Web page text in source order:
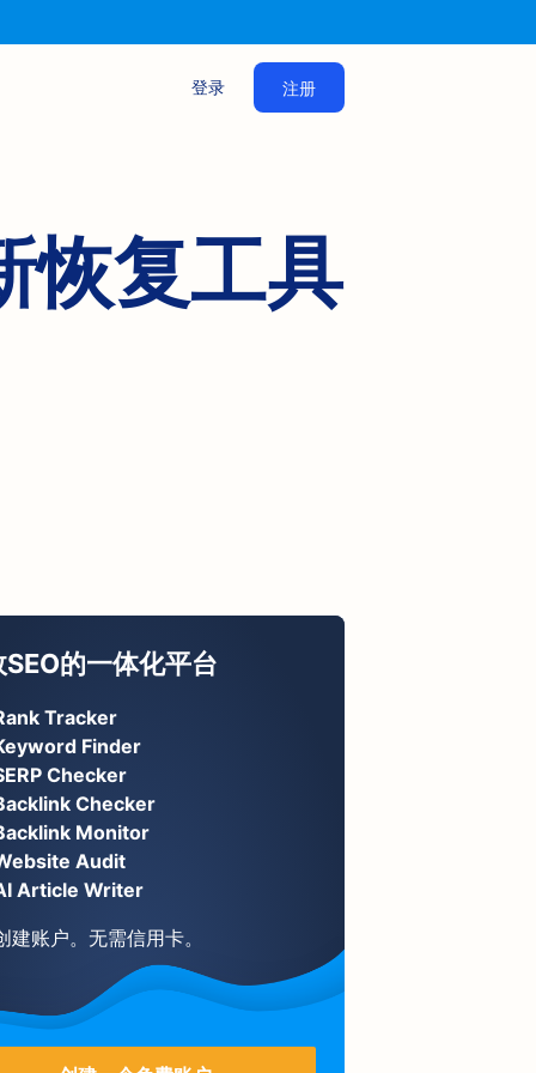
登录 注册
恢复工具
SEO的一体化平台
Tracker
Finder
Checker
Checker
Monitor
Audit
Article Writer
建账户。无需信用卡。